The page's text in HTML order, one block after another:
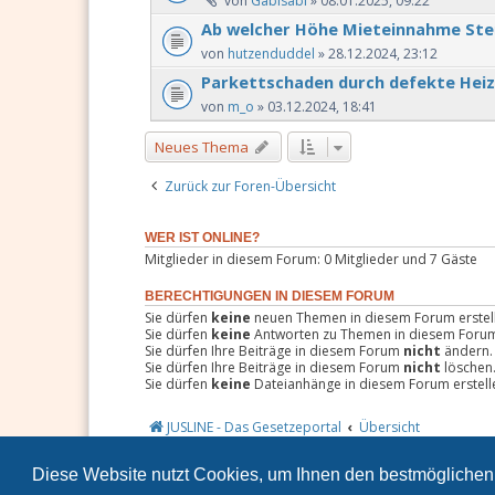
Diese Website nutzt Cookies, um Ihnen den
Ab welcher Höhe Mieteinnahme
von hutzenduddel » 28.12.2024, 23:12
Parkettschaden durch defekte
von m_o » 03.12.2024, 18:41
Neues Thema
Zurück zur Foren-Übersicht
WER IST ONLINE?
Mitglieder in diesem Forum: 0 Mitglieder und 7 Gäste
BERECHTIGUNGEN IN DIESEM FORUM
Sie dürfen keine neuen Themen in diesem Forum
Sie dürfen keine Antworten zu Themen in diesem
Sie dürfen Ihre Beiträge in diesem Forum nicht ändern.
Sie dürfen Ihre Beiträge in diesem Forum nicht löschen.
Sie dürfen keine Dateianhänge in diesem Forum
JUSLINE - Das Gesetzeportal Übersicht